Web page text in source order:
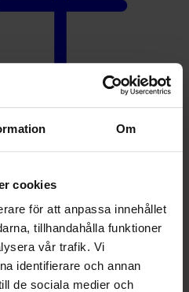
Om
cookies
för att anpassa innehållet
tillhandahålla funktioner
vår trafik. Vi
identifierare och annan
de sociala medier och
Lock behållare